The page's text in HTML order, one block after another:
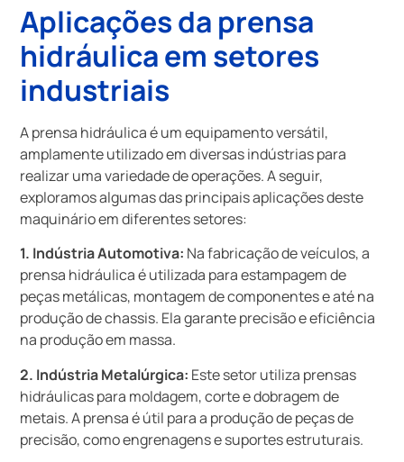
Aplicações da prensa
hidráulica em setores
industriais
A prensa hidráulica é um equipamento versátil,
amplamente utilizado em diversas indústrias para
realizar uma variedade de operações. A seguir,
exploramos algumas das principais aplicações deste
maquinário em diferentes setores:
1. Indústria Automotiva: Na fabricação de veículos, a
prensa hidráulica é utilizada para estampagem de
peças metálicas, montagem de componentes e até na
produção de chassis. Ela garante precisão e eficiência
na produção em massa.
2. Indústria Metalúrgica: Este setor utiliza prensas
hidráulicas para moldagem, corte e dobragem de
metais. A prensa é útil para a produção de peças de
precisão, como engrenagens e suportes estruturais.